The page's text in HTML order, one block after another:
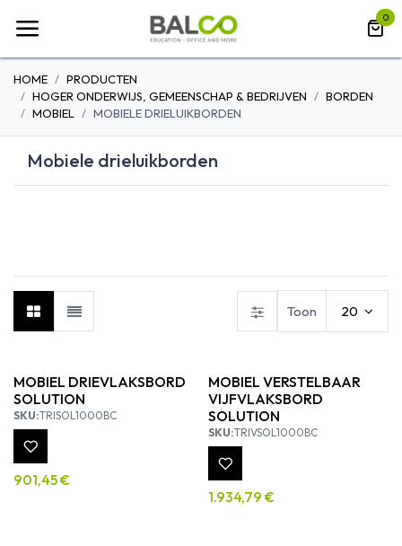
0
HOME
PRODUCTEN
HOGER ONDERWIJS, GEMEENSCHAP & BEDRIJVEN
BORDEN
MOBIEL
MOBIELE DRIELUIKBORDEN
Mobiele drieluikborden
Toon 20
MOBIEL DRIEVLAKSBORD
SOLUTION
SKU:TRISOL1000BC
901,45€
MOBIEL VERSTELBAAR
VIJFVLAKSBORD
SOLUTION
SKU:TRIVSOL1000BC
1.934,79 €